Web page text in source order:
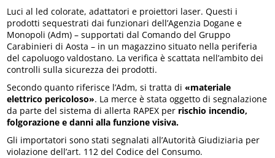
Luci al led colorate, adattatori e proiettori laser. Questi i
prodotti sequestrati dai funzionari dell’Agenzia Dogane e
Monopoli (Adm) – supportati dal Comando del Gruppo
Carabinieri di Aosta – in un magazzino situato nella periferia
del capoluogo valdostano. La verifica è scattata nell’ambito dei
controlli sulla sicurezza dei prodotti.
Secondo quanto riferisce l’Adm, si tratta di«materiale
elettrico pericoloso». La merce è stata oggetto di segnalazione
da parte del sistema di allerta RAPEX per rischio incendio,
folgorazione e danni alla funzione visiva.
Gli importatori sono stati segnalati all’Autorità Giudiziaria per
violazione dell’art. 112 del Codice del Consumo.